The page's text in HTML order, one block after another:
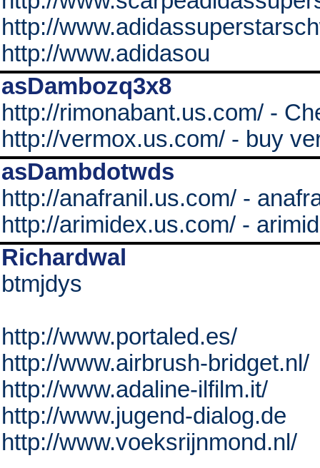
http://
http://www.adidasou
asDambozq3x8
http://rimonabant.us.com/ -
http://vermox.us.com/ - buy
asDambdotwds
http://anafranil.us.com/ -
http://arimidex.us.com/ -
Richardwal
btmjdys
http://www.portaled.es/
http://www.airbrush-bridget.nl/
http://www.adaline-ilfilm.it/
http://www.jugend-dialog.de
http://www.voeksrijnmond.nl/